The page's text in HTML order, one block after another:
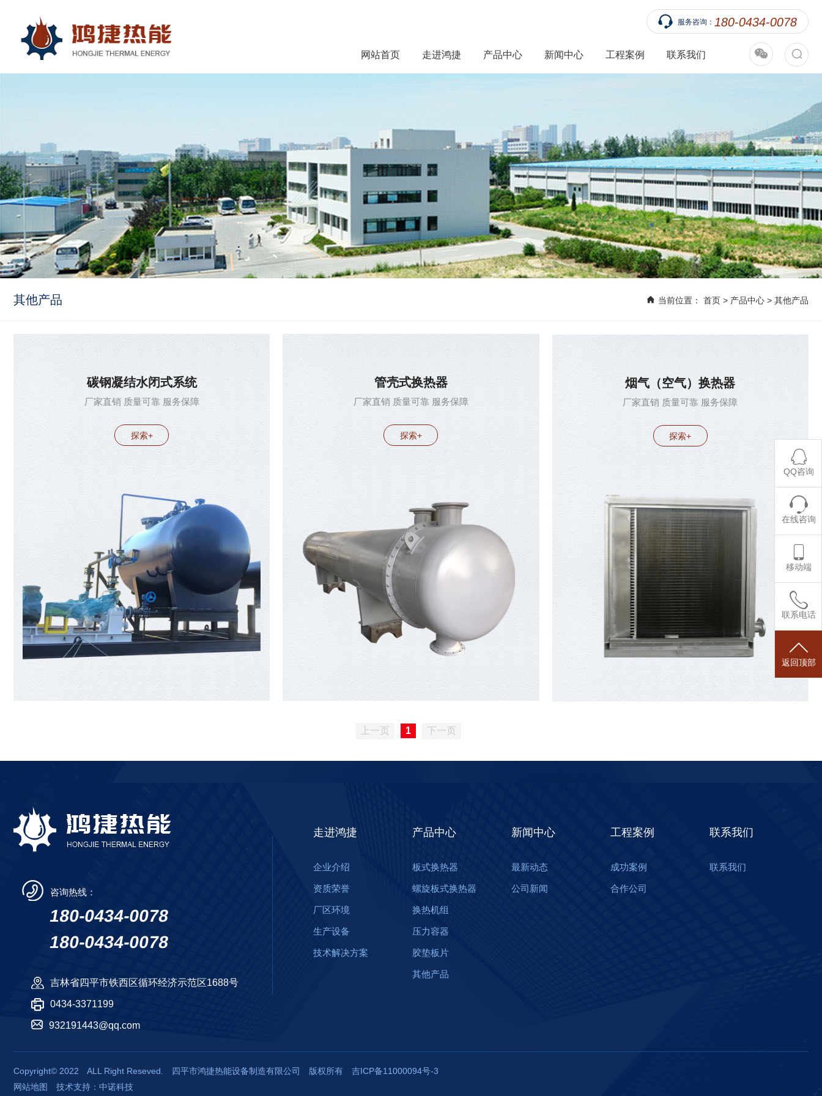
备制造有限公司
服务咨询： 180-0434-0078
网站首页 走进鸿捷 产品中心 新闻中心 工程案例 联系我们
当前位置： 首页 > 产品中心 > 其他产品
其他产品
碳钢凝结水闭式系统
厂家直销 质量可靠 服务保障
探索+
管壳式换热器
厂家直销 质量可靠 服务保障
探索+
烟气（空气）换热器
厂家直销 质量可靠 服务保障
探索+
上一页 1 下一页
咨询热线：
180-0434-0078
180-0434-0078
吉林省四平市铁西区循环经济示范区1688号
0434-3371199
932191443@qq.com
走进鸿捷
企业介绍
资质荣誉
厂区环境
生产设备
技术解决方案
产品中心
板式换热器
螺旋板式换热器
换热机组
压力容器
胶垫板片
其他产品
新闻中心
最新动态
公司新闻
工程案例
成功案例
合作公司
联系我们
联系我们
Copyright© 2022 ALL Right Reseved. 四平市鸿捷热能设备制造有限公司 版权所有 吉ICP备11000094号-3
网站地图 技术支持：中诺科技
QQ咨询
在线咨询
移动端
联系电话
返回顶部